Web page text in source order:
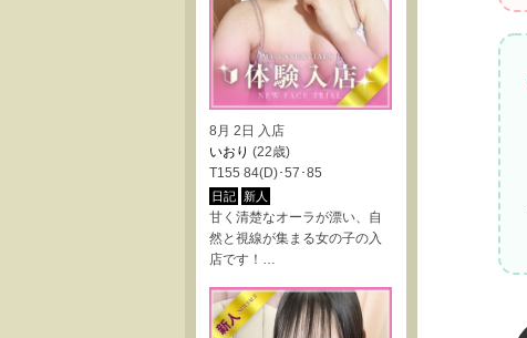
8月 2日 入店
いおり (22歳)
T155 84(D)･57･85
日記 新人
甘く清楚なオーラが漂い、自
然と視線が集まる女の子の入
店です！…